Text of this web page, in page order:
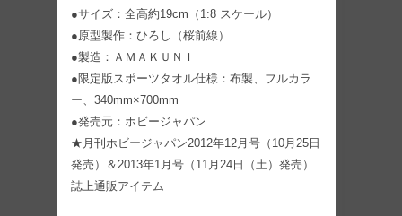
●サイズ：全高約19cm（1:8 スケール）
●原型製作：ひろし（桜前線）
●製造：ＡＭＡＫＵＮＩ
●限定版スポーツタオル仕様：布製、フルカラ
ー、340mm×700mm
●発売元：ホビージャパン
★月刊ホビージャパン2012年12月号（10月25日
発売）＆2013年1月号（11月24日（土）発売）
誌上通販アイテム